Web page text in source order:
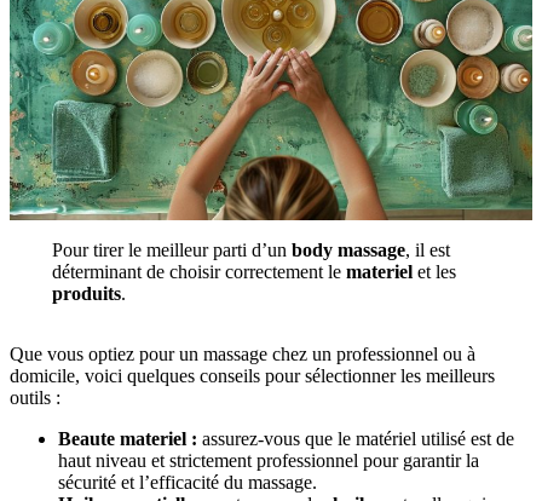
Pour tirer le meilleur parti d’un body massage, il est
déterminant de choisir correctement le materielet les
produits.
Que vous optiez pour un massage chez un professionnel ou à
domicile, voici quelques conseils pour sélectionner les meilleurs
outils :
Beaute materiel : assurez-vous que le matériel utilisé est de
haut niveau et strictement professionnel pour garantir la
sécurité et l’efficacité du massage.